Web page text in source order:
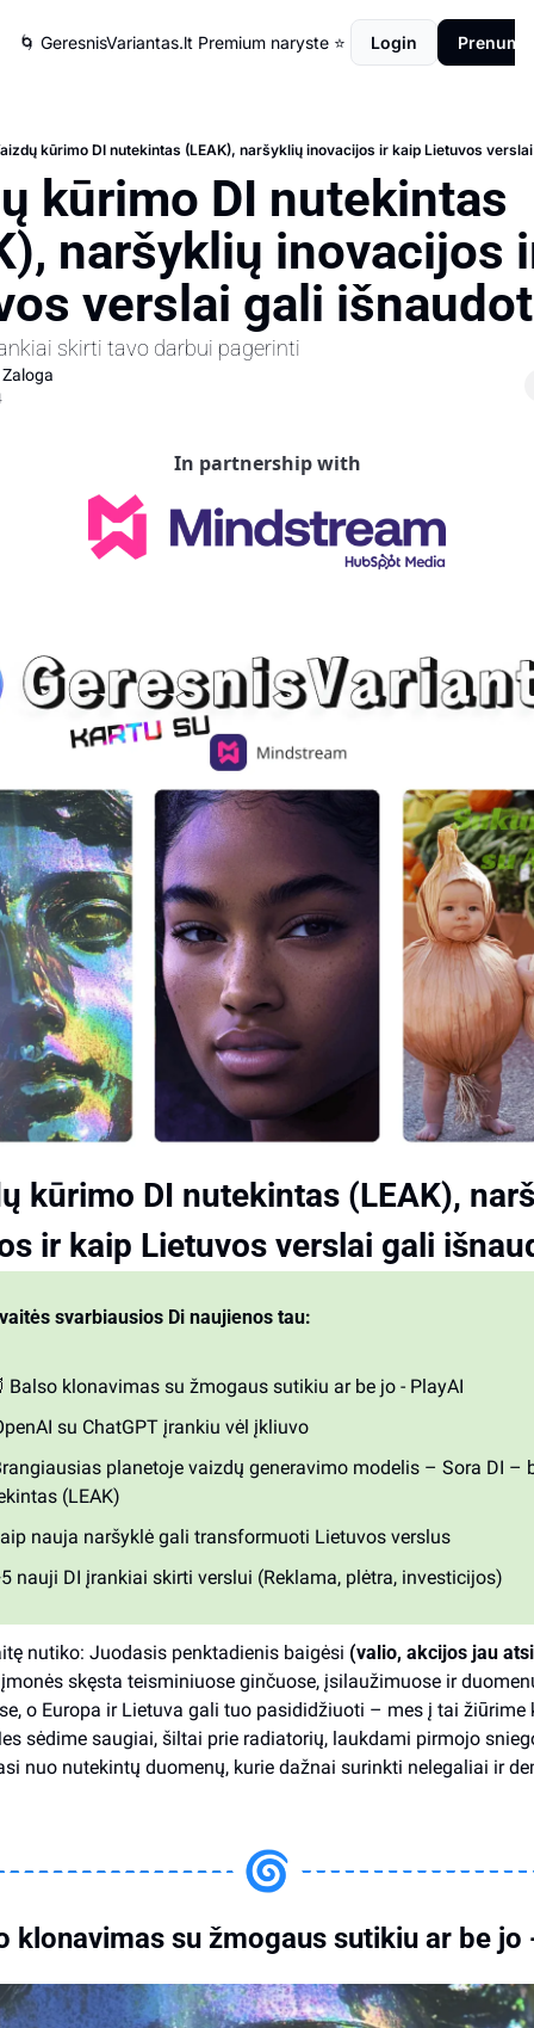
🌀 GeresnisVariantas.lt Premium naryste ⭐️ Login
kūrimo DI nutekintas (LEAK), naršyklių inovacijos ir kaip Lietuvos verslai
kūrimo DI nutekintas
naršyklių inovacijos
verslai gali
skirti tavo darbui pagerinti
In partnership with
kūrimo DI nutekintas (LEAK),
ir kaip Lietuvos verslai gali
svarbiausios Di naujienos tau:
Balso klonavimas su žmogaus sutikiu ar be jo - PlayAI
su ChatGPT įrankiu vėl įkliuvo
planetoje vaizdų generavimo modelis – Sora DI –
(LEAK)
nauja naršyklė gali transformuoti Lietuvos verslus
nauji DI įrankiai skirti verslui (Reklama, plėtra, investicijos)
nutiko: Juodasis penktadienis baigėsi (valio, akcijos jau
skęsta teisminiuose ginčuose, įsilaužimuose ir
o Europa ir Lietuva gali tuo pasididžiuoti – mes į tai žiūrime
sėdime saugiai, šiltai prie radiatorių, laukdami pirmojo
nuo nutekintų duomenų, kurie dažnai surinkti nelegaliai ir
klonavimas su žmogaus sutikiu ar be jo